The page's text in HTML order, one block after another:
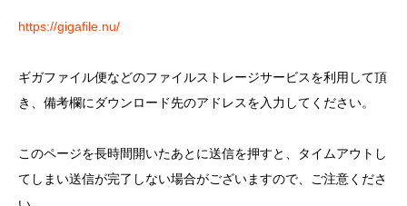
https://gigafile.nu/
ギガファイル便などのファイルストレージサービスを利用して頂
き、備考欄にダウンロード先のアドレスを入力してください。
このページを長時間開いたあとに送信を押すと、タイムアウトし
てしまい送信が完了しない場合がございますので、ご注意くださ